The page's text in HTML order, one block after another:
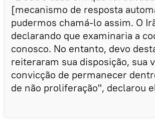
[mecanismo de resposta
pudermos chamá-lo assim. O
declarando que examinaria a
conosco. No entanto, devo
reiteraram sua disposição, sua
convicção de permanecer
de não proliferação", declarou